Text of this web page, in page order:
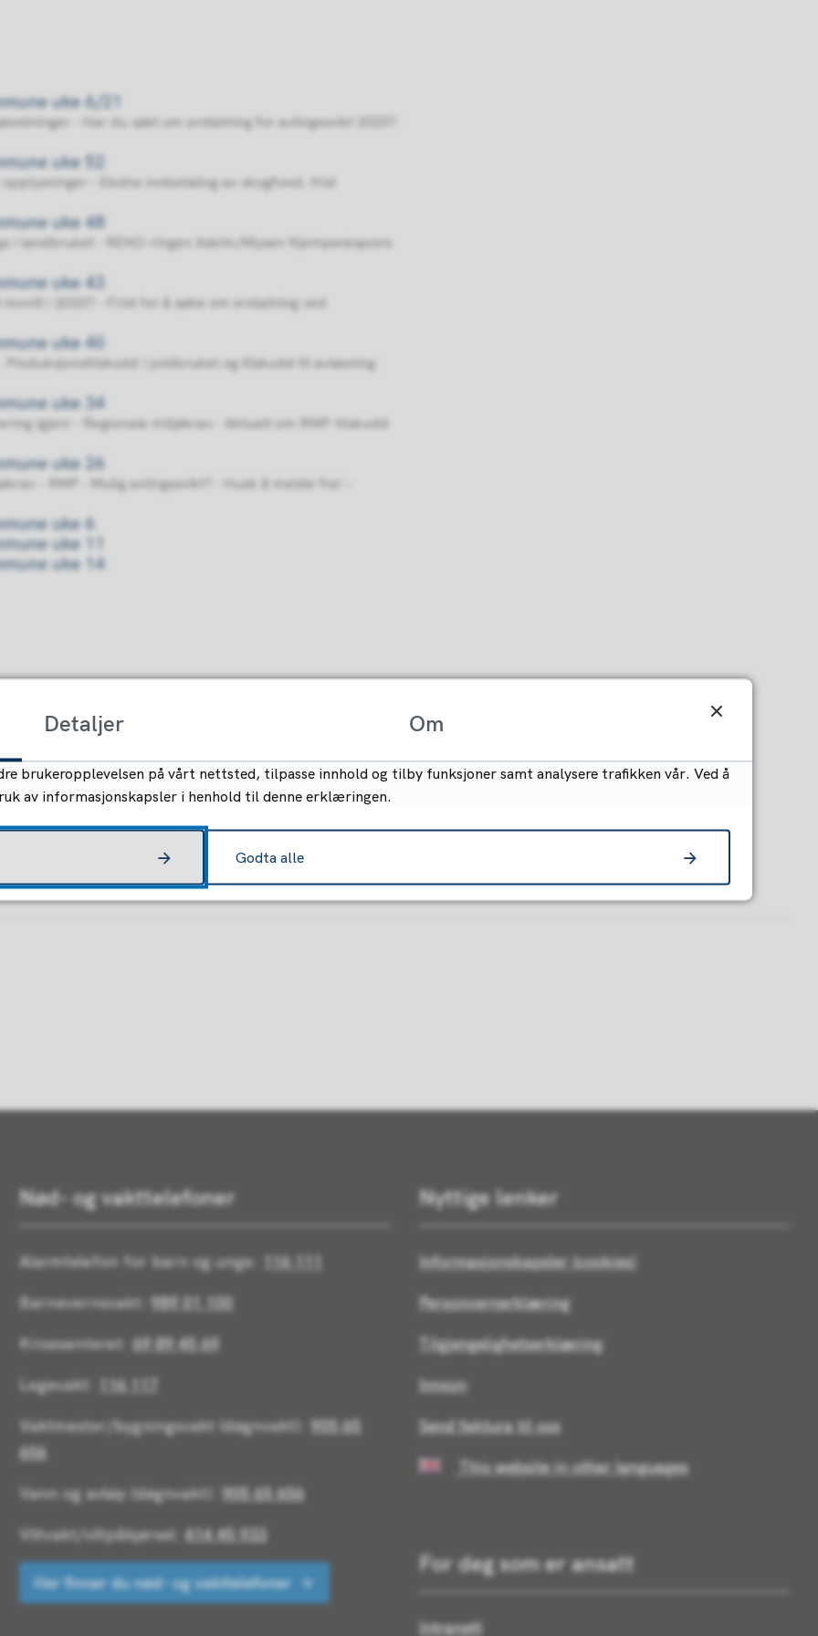
uke 6/21
- Har du søkt om erstatning for avlingssvikt 2020?
uke 52
- Ekstra innbetaling av skogfond, frist
uke 48
i landbruket - REKO-ringen Askim/Mysen Kjemperespons
uke 43
i 2020? - Frist for å søke om erstatning ved
uke 40
Produksjonstilskudd i jordbruket og tilskudd til avløsning
uke 34
igjen! - Regionale miljøkrav - Aktuelt om RMP-tilskudd
uke 26
– RMP - Mulig avlingssvikt? - Husk å melde fra! –
uke 6
uke 11
uke 14
Nød- og vakttelefoner
Alarmtelefon for barn og unge:
116 111
Barnevernsvakt: 989 01 100
Krisesenteret:69 89 45 69
Legevakt:
116 117
Vaktmester/bygningsvakt (døgnvakt): 905 65
656
Vann og avløp (døgnvakt): 905 65 656
Viltvakt/viltpåkjørsel:414 45 933
Her finner du nød- og vakttelefoner
Nyttige lenker
Informasjonskapsler (cookies)
Personvernerklæring
Tilgjengelighetserklæring
Innsyn
Send faktura til oss
This website in other languages
For deg som er ansatt
Intranett
Detaljer Om
brukeropplevelsen på vårt nettsted, tilpasse innhold og tilby funksjoner samt analysere trafikken vår. Ved å
av informasjonskapsler i henhold til denne erklæringen.
Godta alle